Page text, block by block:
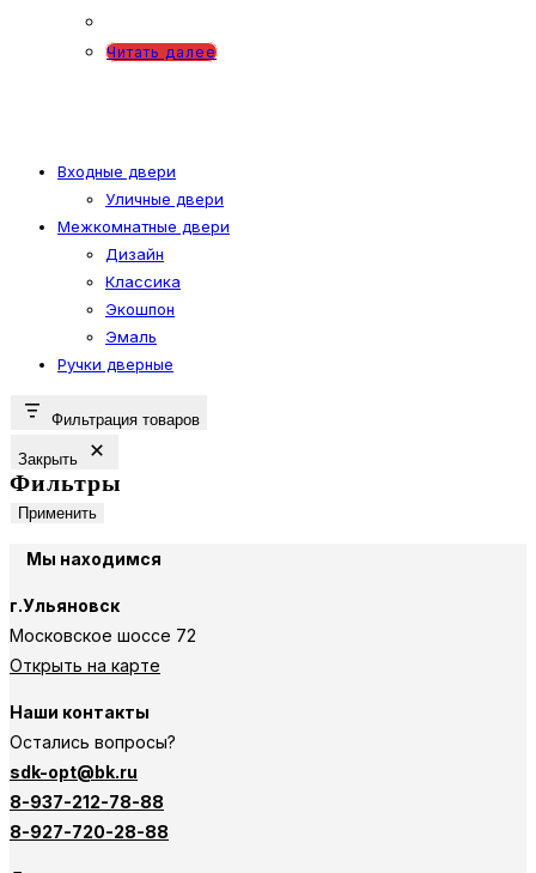
Читать далее
Входные двери
Уличные двери
Межкомнатные двери
Дизайн
Классика
Экошпон
Эмаль
Ручки дверные
Фильтрация товаров
Закрыть
Фильтры
Применить
Мы находимся
г.Ульяновск
Московское шоссе 72
Открыть на карте
Наши контакты
Остались вопросы?
sdk-opt@bk.ru
8-937-212-78-88
8-927-720-28-88